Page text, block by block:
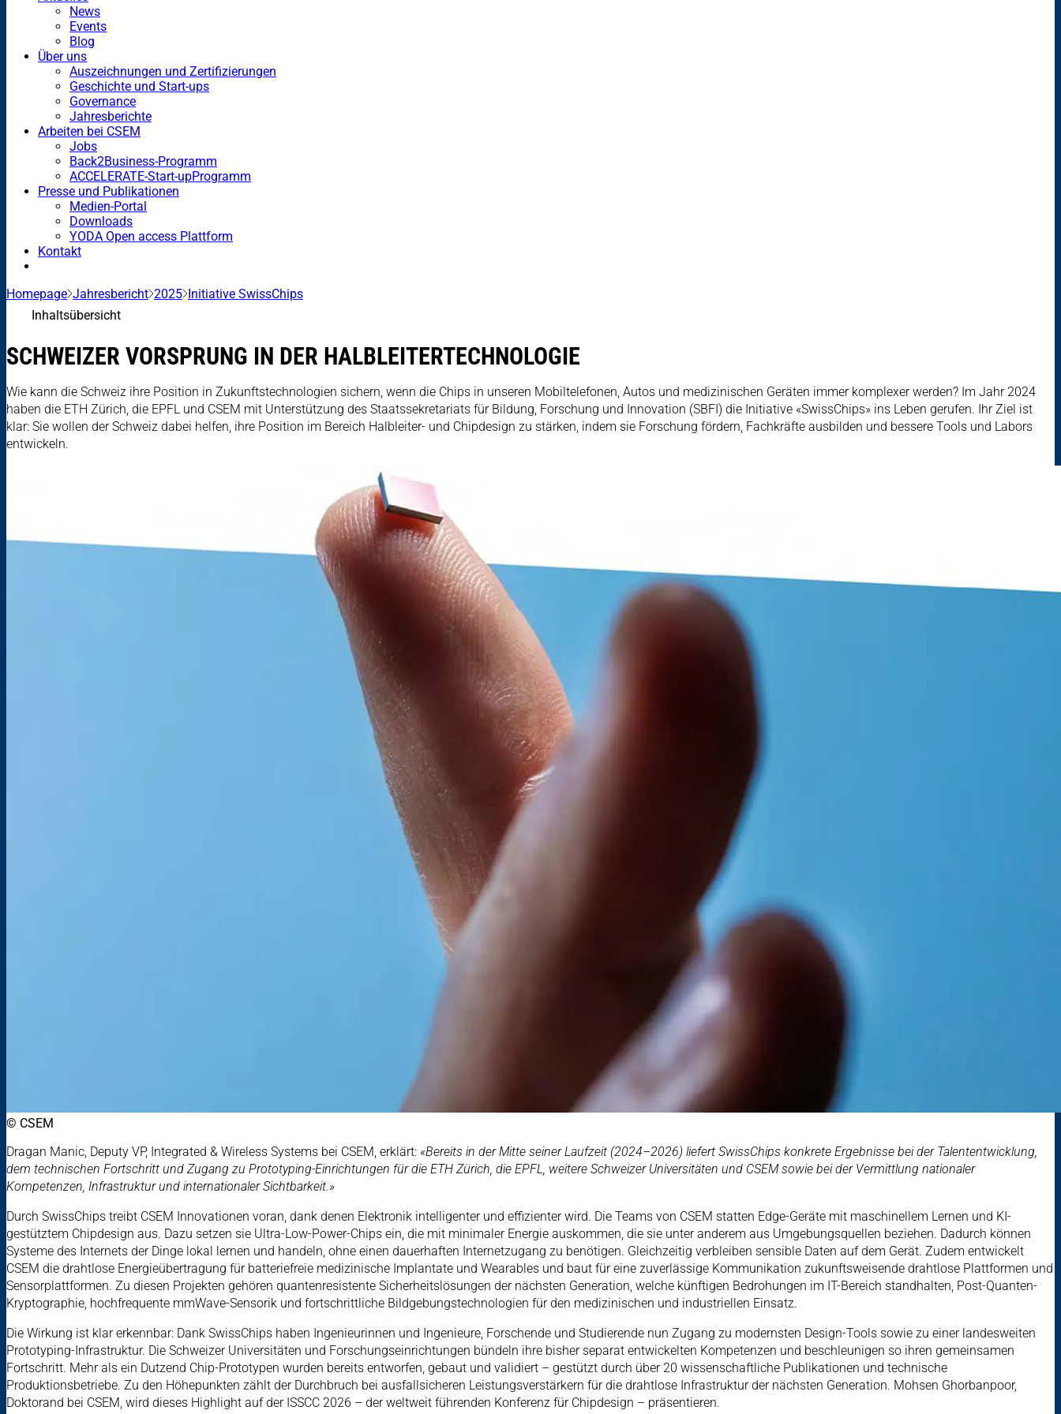
News
Events
Blog
Über uns
Auszeichnungen und Zertifizierungen
Geschichte und Start-ups
Governance
Jahresberichte
Arbeiten bei CSEM
Jobs
Back2Business-Programm
ACCELERATE-Start-upProgramm
Presse und Publikationen
Medien-Portal
Downloads
YODA Open access Plattform
Kontakt
Homepage Jahresbericht 2025 Initiative SwissChips
Inhaltsübersicht
SCHWEIZER VORSPRUNG IN DER HALBLEITERTECHNOLOGIE
Wie kann die Schweiz ihre Position in Zukunftstechnologien sichern, wenn die Chips in unseren Mobiltelefonen, Autos und medizinischen Geräten immer komplexer werden? Im Jahr 2024
haben die ETH Zürich, die EPFL und CSEM mit Unterstützung des Staatssekretariats für Bildung, Forschung und Innovation (SBFI) die Initiative «SwissChips» ins Leben gerufen. Ihr Ziel ist
klar: Sie wollen der Schweiz dabei helfen, ihre Position im Bereich Halbleiter- und Chipdesign zu stärken, indem sie Forschung fördern, Fachkräfte ausbilden und bessere Tools und Labors
entwickeln.
© CSEM
Dragan Manic, Deputy VP, Integrated & Wireless Systems bei CSEM, erklärt: «Bereits in der Mitte seiner Laufzeit (2024–2026) liefert SwissChips konkrete Ergebnisse bei der Talententwicklung,
dem technischen Fortschritt und Zugang zu Prototyping-Einrichtungen für die ETH Zürich, die EPFL, weitere Schweizer Universitäten und CSEM sowie bei der Vermittlung nationaler
Kompetenzen, Infrastruktur und internationaler Sichtbarkeit.»
Durch SwissChips treibt CSEM Innovationen voran, dank denen Elektronik intelligenter und effizienter wird. Die Teams von CSEM statten Edge-Geräte mit maschinellem Lernen und KI-
gestütztem Chipdesign aus. Dazu setzen sie Ultra-Low-Power-Chips ein, die mit minimaler Energie auskommen, die sie unter anderem aus Umgebungsquellen beziehen. Dadurch können
Systeme des Internets der Dinge lokal lernen und handeln, ohne einen dauerhaften Internetzugang zu benötigen. Gleichzeitig verbleiben sensible Daten auf dem Gerät. Zudem entwickelt
CSEM die drahtlose Energieübertragung für batteriefreie medizinische Implantate und Wearables und baut für eine zuverlässige Kommunikation zukunftsweisende drahtlose Plattformen und
Sensorplattformen. Zu diesen Projekten gehören quantenresistente Sicherheitslösungen der nächsten Generation, welche künftigen Bedrohungen im IT-Bereich standhalten, Post-Quanten-
Kryptographie, hochfrequente mmWave-Sensorik und fortschrittliche Bildgebungstechnologien für den medizinischen und industriellen Einsatz.
Die Wirkung ist klar erkennbar: Dank SwissChips haben Ingenieurinnen und Ingenieure, Forschende und Studierende nun Zugang zu modernsten Design-Tools sowie zu einer landesweiten
Prototyping-Infrastruktur. Die Schweizer Universitäten und Forschungseinrichtungen bündeln ihre bisher separat entwickelten Kompetenzen und beschleunigen so ihren gemeinsamen
Fortschritt. Mehr als ein Dutzend Chip-Prototypen wurden bereits entworfen, gebaut und validiert – gestützt durch über 20 wissenschaftliche Publikationen und technische
Produktionsbetriebe. Zu den Höhepunkten zählt der Durchbruch bei ausfallsicheren Leistungsverstärkern für die drahtlose Infrastruktur der nächsten Generation. Mohsen Ghorbanpoor,
Doktorand bei CSEM, wird dieses Highlight auf der ISSCC 2026 – der weltweit führenden Konferenz für Chipdesign – präsentieren.